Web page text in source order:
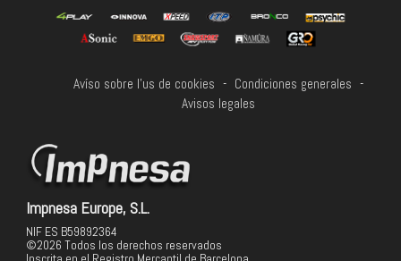
Avíso sobre l'us de cookies - Condiciones generales -
Avisos legales
Impnesa Europe, S.L.
NIF ES B59892364
©2026 Todos los derechos reservados